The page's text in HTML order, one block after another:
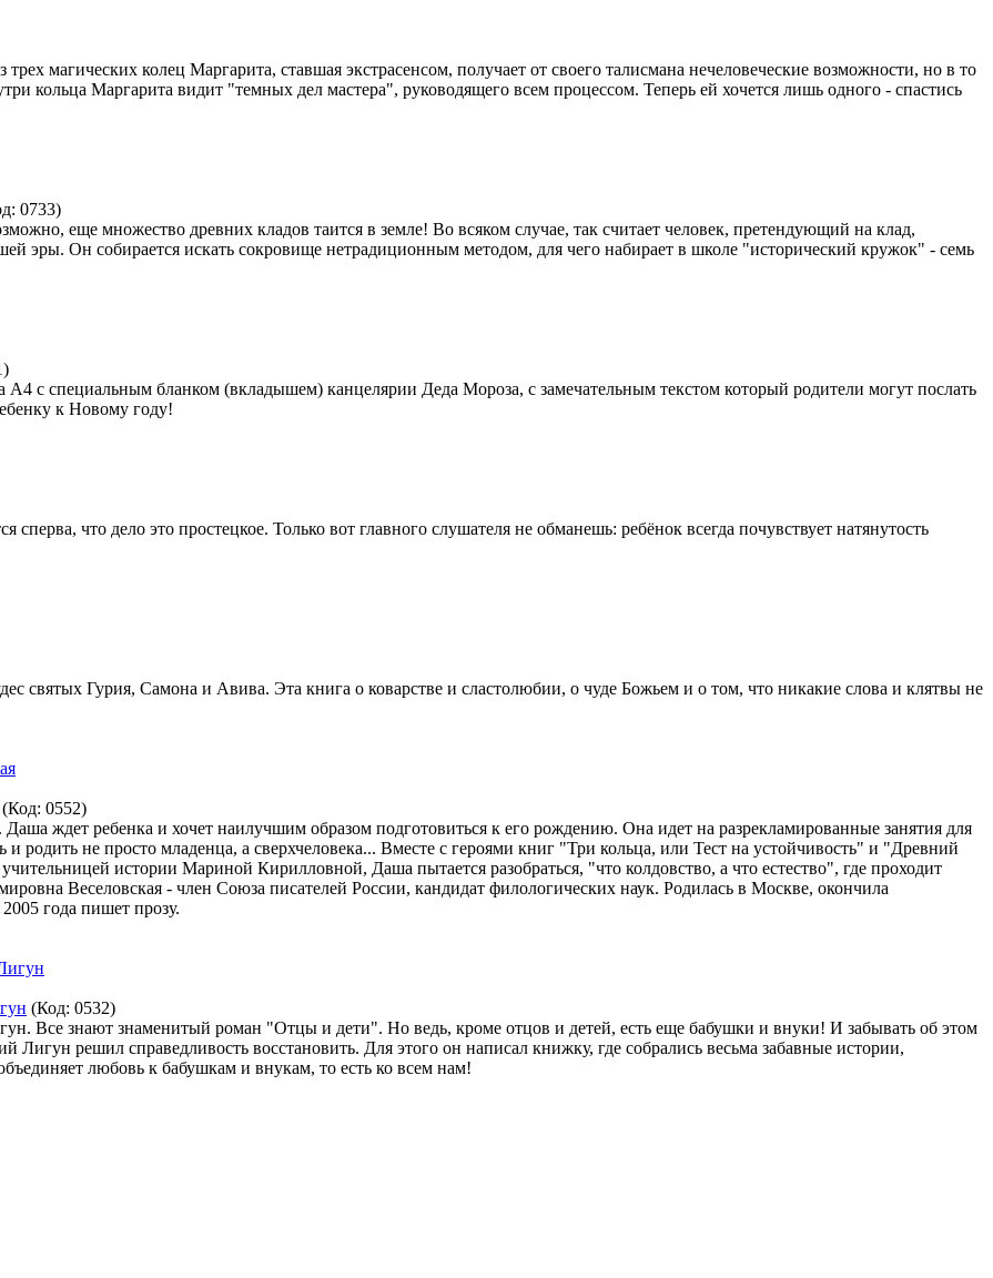
магических колец Маргарита, ставшая экстрасенсом, получает от своего талисмана нечеловеческие возможности, но в то
кольца Маргарита видит "темных дел мастера", руководящего всем процессом. Теперь ей хочется лишь одного - спастись
0733)
еще множество древних кладов таится в земле! Во всяком случае, так считает человек, претендующий на клад,
эры. Он собирается искать сокровище нетрадиционным методом, для чего набирает в школе "исторический кружок" - семь
)
с специальным бланком (вкладышем) канцелярии Деда Мороза, с замечательным текстом который родители могут послать
к Новому году!
что дело это простецкое. Только вот главного слушателя не обманешь: ребёнок всегда почувствует натянутость
святых Гурия, Самона и Авива. Эта книга о коварстве и сластолюбии, о чуде Божьем и о том, что никакие слова и клятвы не
(Код: 0552)
ждет ребенка и хочет наилучшим образом подготовиться к его рождению. Она идет на разрекламированные занятия для
родить не просто младенца, а сверхчеловека... Вместе с героями книг "Три кольца, или Тест на устойчивость" и "Древний
истории Мариной Кирилловной, Даша пытается разобраться, "что колдовство, а что естество", где проходит
Веселовская - член Союза писателей России, кандидат филологических наук. Родилась в Москве, окончила
года пишет прозу.
(Код: 0532)
Все знают знаменитый роман "Отцы и дети". Но ведь, кроме отцов и детей, есть еще бабушки и внуки! И забывать об этом
решил справедливость восстановить. Для этого он написал книжку, где собрались весьма забавные истории,
любовь к бабушкам и внукам, то есть ко всем нам!